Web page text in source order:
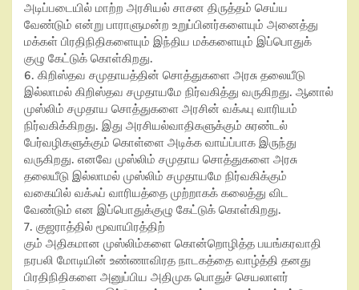
அடிப்படையில் மாற்ற அரசியல் சாசன திருத்தம் செய்ய
வேண்டும் என்று பாராளுமன்ற உறுப்பினர்களையும் அனைத்து
மக்கள் பிரதிநிதிகளையும் இந்திய மக்களையும் இப்பொதுக்
குழு கேட்டுக் கொள்கிறது.
6. கிறிஸ்தவ சமுதாயத்தின் சொத்துகளை அரசு தலையீடு
இல்லாமல் கிறிஸ்தவ சமுதாயமே நிர்வகித்து வருகிறது. ஆனால்
முஸ்லிம் சமுதாய சொத்துகளை அரசின் வக்ஃபு வாரியம்
நிர்வகிக்கிறது. இது அரசியல்வாதிகளுக்கும் சுரண்டல்
பேர்வழிகளுக்கும் கொள்ளை அடிக்க வாய்ப்பாக இருந்து
வருகிறது. எனவே முஸ்லிம் சமுதாய சொத்துகளை அரசு
தலையீடு இல்லாமல் முஸ்லிம் சமுதாயமே நிர்வகிக்கும்
வகையில் வக்ஃப் வாரியத்தை முற்றாகக் கலைத்து விட
வேண்டும் என இப்பொதுக்குழு கேட்டுக் கொள்கிறது.
7. குஜராத்தில் மூவாயிரத்திற்
கும் அதிகமான முஸ்லிம்களை கொன்றொழித்த பயங்கரவாதி
நரபலி மோடியின் உண்ணாவிரத நாடகத்தை வாழ்த்தி தனது
பிரதிநிதிகளை அனுப்பிய அதிமுக பொதுச் செயலாளர்